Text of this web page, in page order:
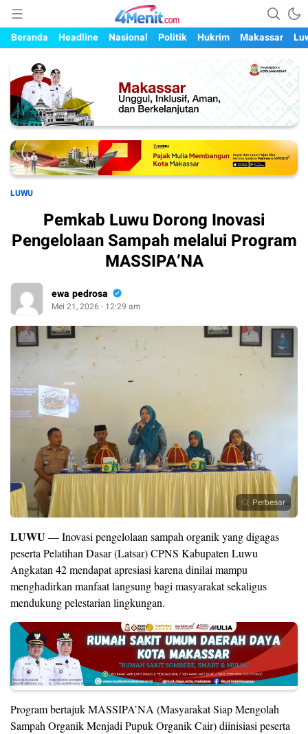
4menit.com
Mengungkap Kisah, Setiap Hari
Beranda
Headline Nasional Politik Hukrim Makassar
LUWU
Pemkab Luwu Dorong Inovasi
Pengelolaan Sampah melalui Program
MASSIPA’NA
ewa pedrosa
Mei 21, 2026 - 12:29 am
Perbesar
LUWU— Inovasi pengelolaan sampah organik yang digagas
peserta Pelatihan Dasar (Latsar) CPNS Kabupaten Luwu
Angkatan 42 mendapat apresiasi karena dinilai mampu
menghadirkan manfaat langsung bagi masyarakat sekaligus
mendukung pelestarian lingkungan.
Program bertajuk MASSIPA’NA (Masyarakat Siap Mengolah
Sampah Organik Menjadi Pupuk Organik Cair) diinisiasi peserta